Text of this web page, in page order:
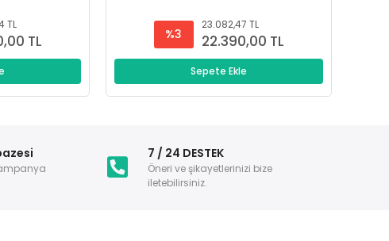
TL
TL %3
23.082,47 TL
22.390,00 TL
Sepete Ekle
7 / 24 DESTEK
Öneri ve şikayetlerinizi bize
iletebilirsiniz.